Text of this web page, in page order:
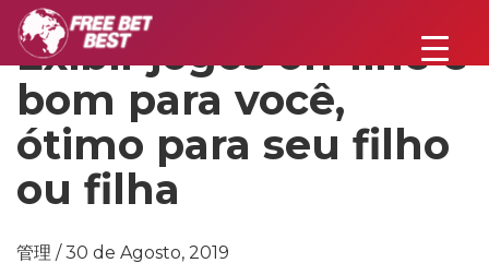
Exibir jogos on-line é
bom para você,
ótimo para seu filho
ou filha
管理 / 30 de Agosto, 2019